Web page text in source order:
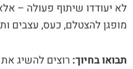
לא יעודדו שיתוף פעולה –
מופגן להצטלם, כעס, עצבים
תבואו בחיוך: רוצים להשיג